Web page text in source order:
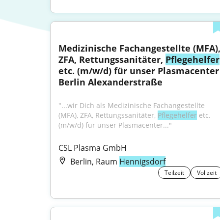
Medizinische Fachangestellte (MFA),
ZFA, Rettungssanitäter, Pflegehelfer
etc. (m/w/d) für unser Plasmacenter
Berlin Alexanderstraße
"...wir Dich als Medizinische Fachangestellte
(MFA), ZFA, Rettungssanitäter, Pflegehelfer etc.
(m/w/d) für unser Plasmacenter..."
CSL Plasma GmbH
Berlin, Raum Hennigsdorf
Teilzeit Vollzeit